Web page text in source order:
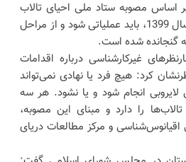
اساس مصوبه ستاد ملی احیای تالاب
میانکاله و خلیج گرگان در سال 1399، باید عملیاتی شود و از مراحل
گنجانده شده است‌.
غیرکارشناسی درباره اقدامات
کرد: هیچ فرد یا نهادی نمی‌تواند
لایروبی انجام شود و یا نشود. هر سه
را دارد و مبنای این مصوبه،
ملی اقیانوس‌شناسی و مرکز مطالعات دریای